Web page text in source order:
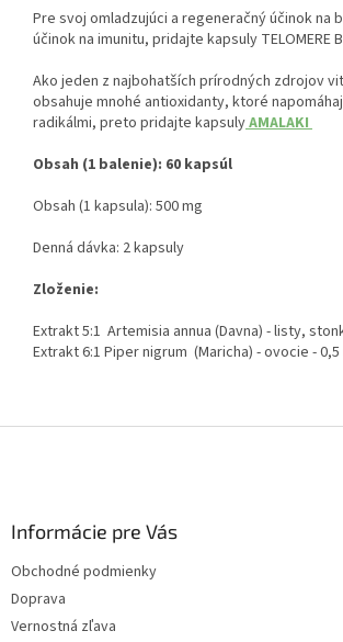
Pre svoj omladzujúci a regeneračný účinok na
účinok na imunitu, pridajte kapsuly TELOMERE
Ako jeden z najbohatších prírodných zdrojov
obsahuje mnohé antioxidanty, ktoré
radikálmi, preto pridajte kapsulyAMALAKI
Obsah (1 balenie): 60 kapsúl
Obsah (1 kapsula): 500 mg
Denná dávka: 2 kapsuly
Zloženie:
Extrakt 5:1 Artemisia annua (Davna) - listy,
Extrakt 6:1 Piper nigrum (Maricha) - ovocie - 0,5
Informácie pre Vás
Obchodné podmienky
Doprava
Vernostná zľava